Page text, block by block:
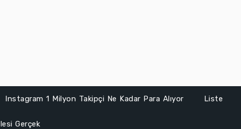
Instagram 1 Milyon Takipçi Ne Kadar Para Alıyor Liste
Gerçek